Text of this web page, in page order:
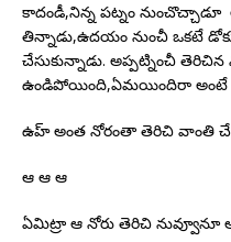
కాదండీ,నిన్న పట్నం
తిన్నాడు,ఉదయం నుంచీ ఒకటే
చేసుకున్నాడు. అప్పట్నించీ తెరిచిన
ఉండిపోయింది,ఏమయిందిరా అంటే
ఉహ్ అంత నోరంతా తెరిచి వాంతి
ఆ ఆ ఆ
ఏమిట్రా ఆ నోరు తెరిచి నువ్వూనూ